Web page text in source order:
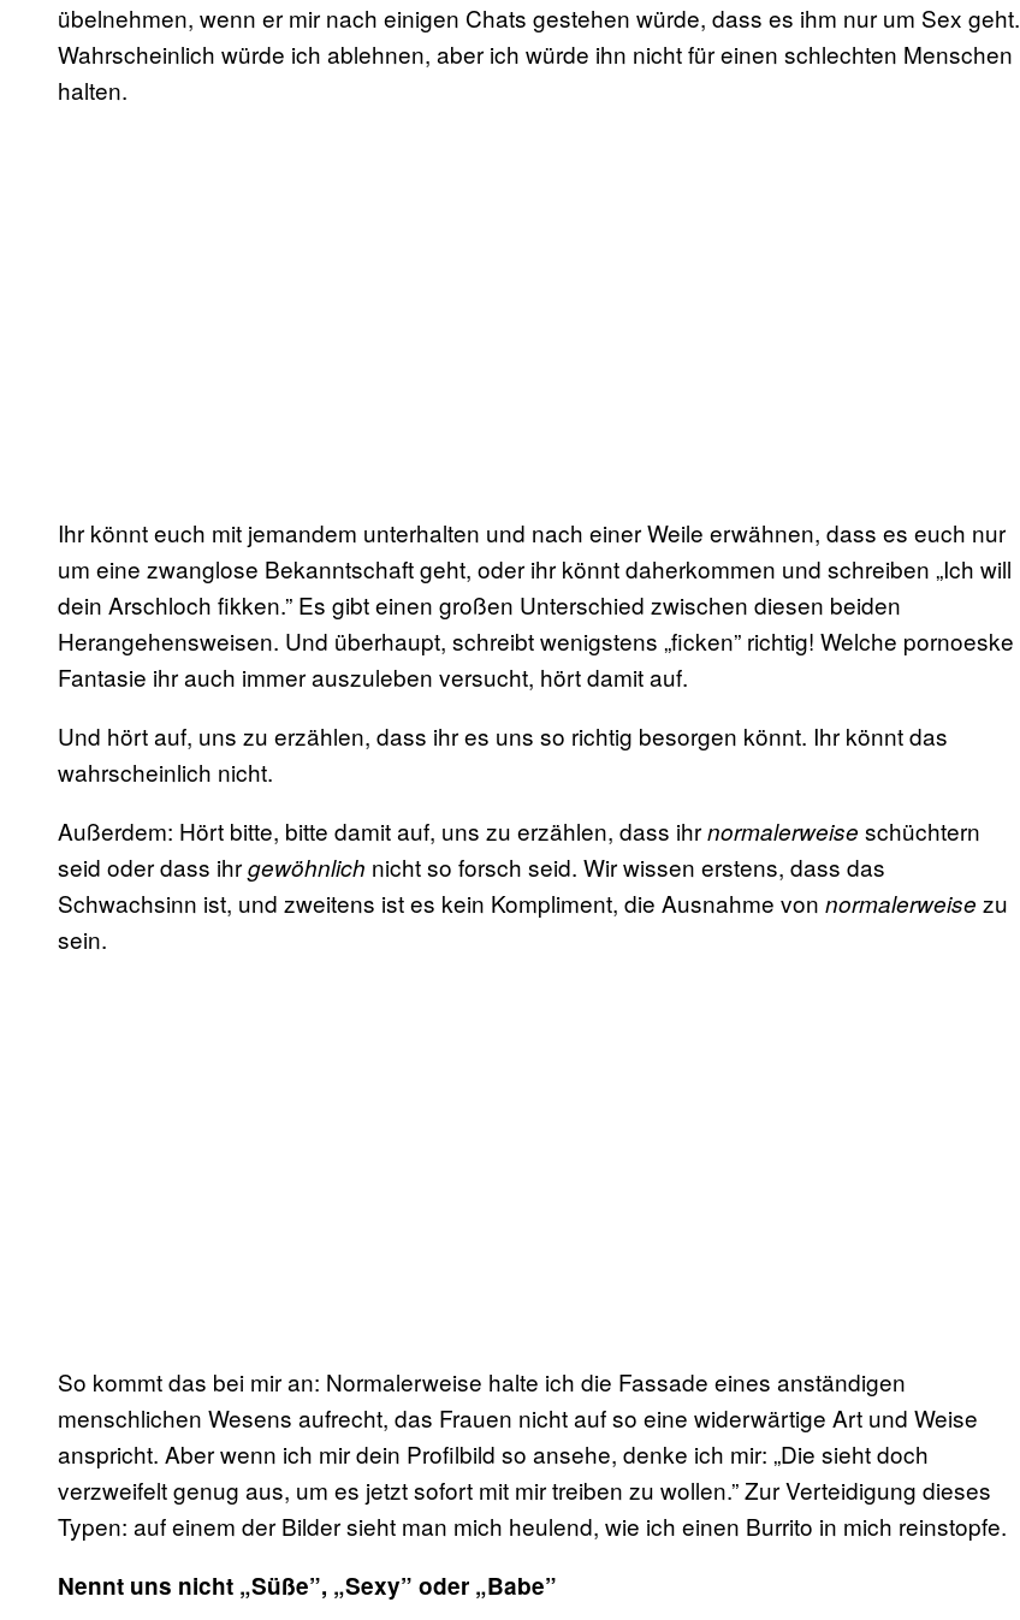
übelnehmen, wenn er mir nach einigen Chats gestehen würde, dass es ihm nur um Sex geht.
Wahrscheinlich würde ich ablehnen, aber ich würde ihn nicht für einen schlechten Menschen
halten.
Ihr könnt euch mit jemandem unterhalten und nach einer Weile erwähnen, dass es euch nur
um eine zwanglose Bekanntschaft geht, oder ihr könnt daherkommen und schreiben „Ich will
dein Arschloch fikken.” Es gibt einen großen Unterschied zwischen diesen beiden
Herangehensweisen. Und überhaupt, schreibt wenigstens „ficken” richtig! Welche pornoeske
Fantasie ihr auch immer auszuleben versucht, hört damit auf.
Und hört auf, uns zu erzählen, dass ihr es uns so richtig besorgen könnt. Ihr könnt das
wahrscheinlich nicht.
Außerdem: Hört bitte, bitte damit auf, uns zu erzählen, dass ihrnormalerweise schüchtern
seid oder dass ihrgewöhnlich nicht so forsch seid. Wir wissen erstens, dass das
Schwachsinn ist, und zweitens ist es kein Kompliment, die Ausnahme von normalerweise zu
sein.
So kommt das bei mir an: Normalerweise halte ich die Fassade eines anständigen
menschlichen Wesens aufrecht, das Frauen nicht auf so eine widerwärtige Art und Weise
anspricht. Aber wenn ich mir dein Profilbild so ansehe, denke ich mir: „Die sieht doch
verzweifelt genug aus, um es jetzt sofort mit mir treiben zu wollen.” Zur Verteidigung dieses
Typen: auf einem der Bilder sieht man mich heulend, wie ich einen Burrito in mich reinstopfe.
Nennt uns nicht „Süße”, „Sexy” oder „Babe”